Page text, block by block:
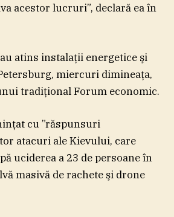
acestor lucruri”, declară ea în
atins instalaţii energetice şi
miercuri dimineaţa,
tradiţional Forum economic.
cu ”răspunsuri
atacuri ale Kievului, care
uciderea a 23 de persoane în
masivă de rachete şi drone